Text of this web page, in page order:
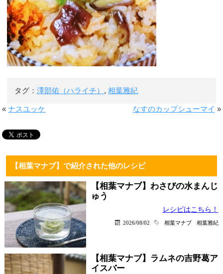
タグ：澤部佑（ハライチ） ,相葉雅紀
«ナスユッケ なすのカップシューマイ »
【相葉マナブ】で紹介された他のレシピ
【相葉マナブ】わさびの水まんじ
ゅう
レシピはこちら！
2026/08/02 相葉マナブ 相葉雅紀
【相葉マナブ】ラムネの吉野葛ア
イスバー